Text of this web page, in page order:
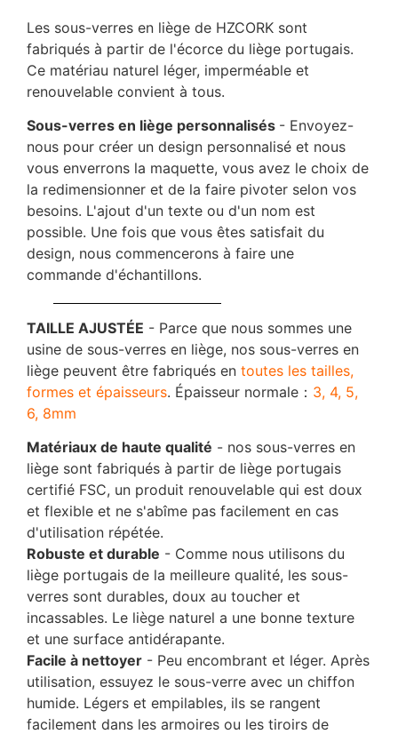
Les sous-verres en liège de HZCORK sont
fabriqués à partir de l'écorce du liège portugais.
Ce matériau naturel léger, imperméable et
renouvelable convient à tous.
Sous-verres en liège personnalisés - Envoyez-
nous pour créer un design personnalisé et nous
vous enverrons la maquette, vous avez le choix de
la redimensionner et de la faire pivoter selon vos
besoins. L'ajout d'un texte ou d'un nom est
possible. Une fois que vous êtes satisfait du
design, nous commencerons à faire une
commande d'échantillons.
TAILLE AJUSTÉE - Parce que nous sommes une
usine de sous-verres en liège, nos sous-verres en
liège peuvent être fabriqués en toutes les tailles,
formes et épaisseurs. Épaisseur normale： 3, 4, 5,
6, 8mm
Matériaux de haute qualité - nos sous-verres en
liège sont fabriqués à partir de liège portugais
certifié FSC, un produit renouvelable qui est doux
et flexible et ne s'abîme pas facilement en cas
d'utilisation répétée.
Robuste et durable - Comme nous utilisons du
liège portugais de la meilleure qualité, les sous-
verres sont durables, doux au toucher et
incassables. Le liège naturel a une bonne texture
et une surface antidérapante.
Facile à nettoyer - Peu encombrant et léger. Après
utilisation, essuyez le sous-verre avec un chiffon
humide. Légers et empilables, ils se rangent
facilement dans les armoires ou les tiroirs de